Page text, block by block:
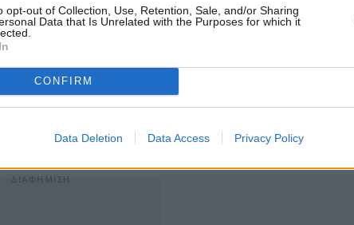
opt-out of Collection, Use, Retention, Sale, and/or Sharing
Data that Is Unrelated with the Purposes for which it
CONFIRM
Data Deletion Data Access Privacy Policy
του Ινστιτούτου INSA Χέρμαν Μπίνκερτ.
Ειδήσεων dpa, οι αποκαλύψεις σχετικά με τη
δεν έχουν ανακόψει την ταχύτητα με την οποία
κόμματος δήλωσε ότι από τις 10 έως τις 22
ενώ οι παραιτήσεις περιορίστηκαν σε